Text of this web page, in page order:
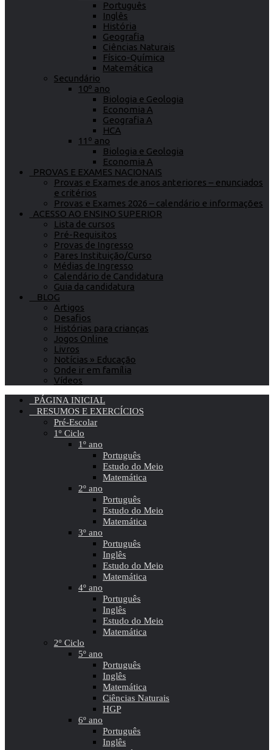
Português
Inglês
História
Geografia
Ciências Naturais
Físico-Química
Matemática
Secundário
10º ano
Biologia e Geologia
Economia A
Geografia A
HCA
11º ano
Biologia e Geologia
Economia A
PROVAS E EXAMES NACIONAIS
Provas e Exames de anos anteriores – enunciados
e critérios
Provas e Exames 2026 – calendário e informações
ACESSO AO ENSINO SUPERIOR
Lista de cursos
Pré-Requisitos
Provas de Ingresso
Pares Instituição/Curso
Médias de Ingresso
Calendário de Candidatura
Guia da candidatura
BLOG
Artigos
Desafios
Histórias para crianças
Jogos Online
Livros
Notícias » Educação
Onde ir em família
Vídeos
PÁGINA INICIAL
RESUMOS E EXERCÍCIOS
Pré-Escolar
1º Ciclo
1º ano
Português
Estudo do Meio
Matemática
2º ano
Português
Estudo do Meio
Matemática
3º ano
Português
Inglês
Estudo do Meio
Matemática
4º ano
Português
Inglês
Estudo do Meio
Matemática
2º Ciclo
5º ano
Português
Inglês
Matemática
Ciências Naturais
HGP
6º ano
Português
Inglês